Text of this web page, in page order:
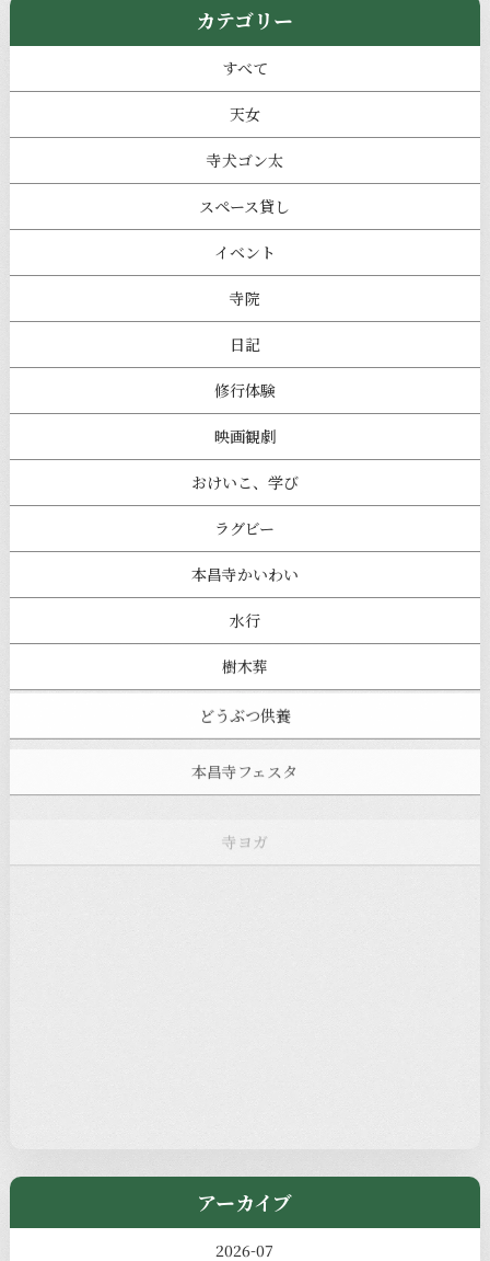
カテゴリー
すべて
天女
寺犬ゴン太
スペース貸し
イベント
寺院
日記
修行体験
映画観劇
おけいこ、学び
ラグビー
本昌寺かいわい
水行
樹木葬
どうぶつ供養
お知らせ
きのえねまるしぇ
アーカイブ
2026-07